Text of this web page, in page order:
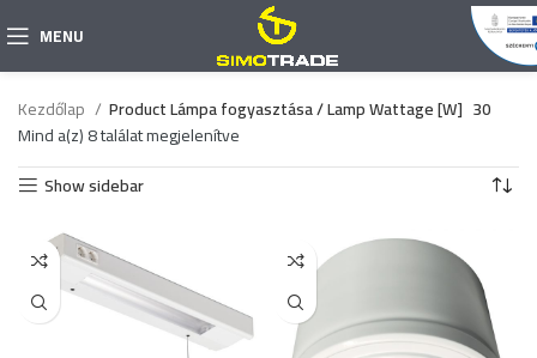
MENU
Kezdőlap Product Lámpa fogyasztása / Lamp Wattage [W] 30
Mind a(z) 8 találat megjelenítve
Show sidebar